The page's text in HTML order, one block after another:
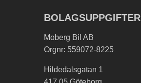
BOLAGSUPPGIFTER
Moberg Bil AB
Orgnr: 559072-8225
Hildedalsgatan 1